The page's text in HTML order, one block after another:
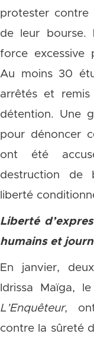
protester contre
de leur bourse.
force excessive
Au moins 30
arrêtés et
détention. Une
pour dénoncer
ont été
destruction de
liberté
Liberté
humains et
En janvier,
Idrissa Maïga,
L’Enquêteur,
contre la sûreté